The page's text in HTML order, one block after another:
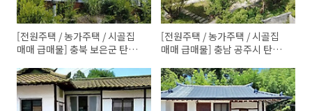
[전원주택 / 농가주택 / 시골집
매매 급매물] 충북 보은군 탄부
원도 횡성군 강림면 강림리, 충
남 태안군 태안읍 상옥리, 경북
영천시 고경면 대성리
[전원주택 / 농가주택 / 시골집
매매 급매물] 충남 공주시 탄천
광전리 / 제천시 수산면, 전북 익
산시 춘포면 인수리, 전남 고흥
군 동강면 대강리